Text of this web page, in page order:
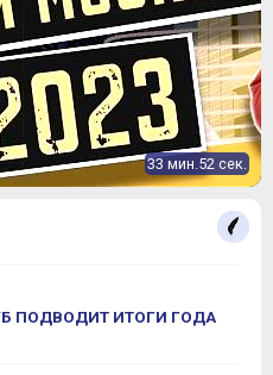
33 мин.52 сек.
ПОДВОДИТ ИТОГИ ГОДА